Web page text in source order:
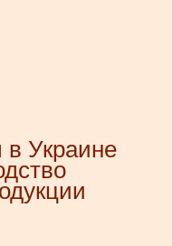
Украине